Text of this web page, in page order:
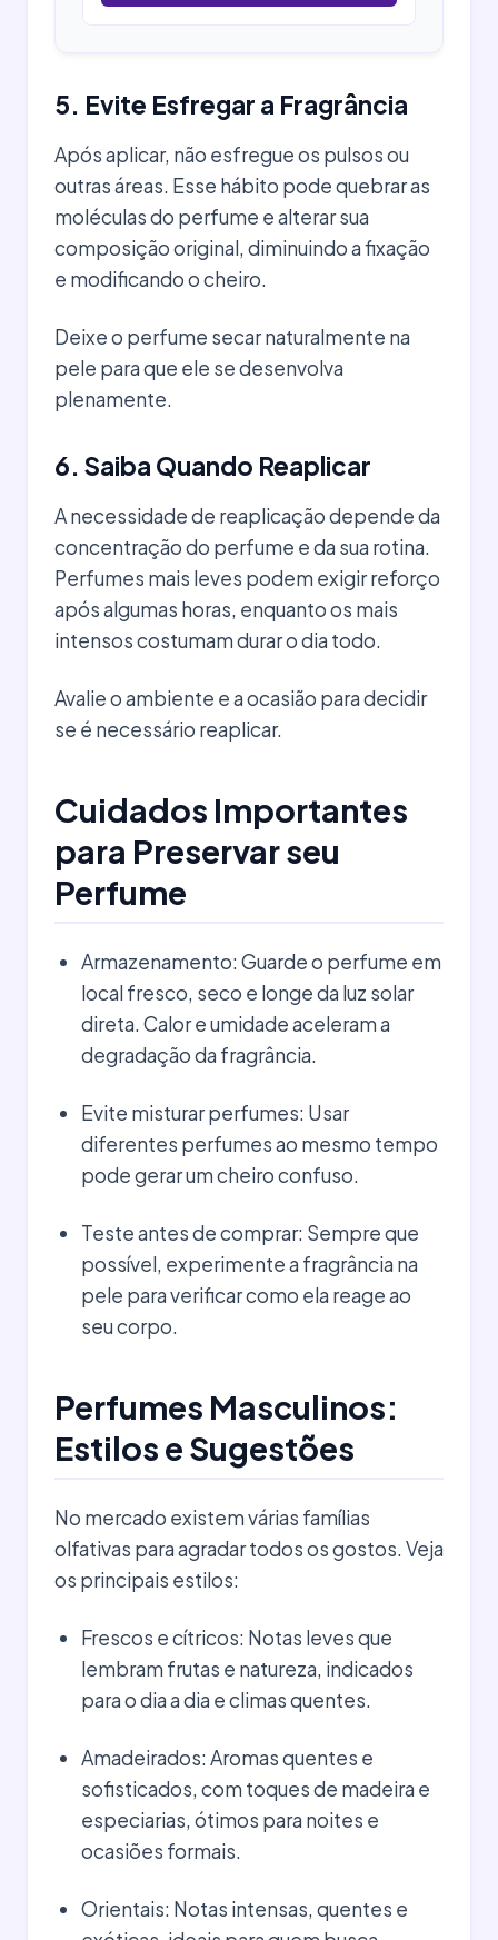
5. Evite Esfregar a Fragrância
Após aplicar, não esfregue os pulsos ou
outras áreas. Esse hábito pode quebrar as
moléculas do perfume e alterar sua
composição original, diminuindo a fixação
e modificando o cheiro.
Deixe o perfume secar naturalmente na
pele para que ele se desenvolva
plenamente.
6. Saiba Quando Reaplicar
A necessidade de reaplicação depende da
concentração do perfume e da sua rotina.
Perfumes mais leves podem exigir reforço
após algumas horas, enquanto os mais
intensos costumam durar o dia todo.
Avalie o ambiente e a ocasião para decidir
se é necessário reaplicar.
Cuidados Importantes
para Preservar seu
Perfume
Armazenamento: Guarde o perfume em
local fresco, seco e longe da luz solar
direta. Calor e umidade aceleram a
degradação da fragrância.
Evite misturar perfumes: Usar
diferentes perfumes ao mesmo tempo
pode gerar um cheiro confuso.
Teste antes de comprar: Sempre que
possível, experimente a fragrância na
pele para verificar como ela reage ao
seu corpo.
Perfumes Masculinos:
Estilos e Sugestões
No mercado existem várias famílias
olfativas para agradar todos os gostos. Veja
os principais estilos:
Frescos e cítricos: Notas leves que
lembram frutas e natureza, indicados
para o dia a dia e climas quentes.
Amadeirados: Aromas quentes e
sofisticados, com toques de madeira e
especiarias, ótimos para noites e
ocasiões formais.
Orientais: Notas intensas, quentes e